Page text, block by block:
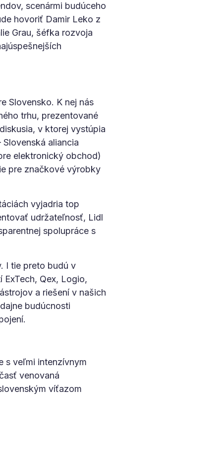
scenármi budúceho
hovoriť Damir Leko z
Grau, šéfka rozvoja
Slovensko. K nej nás
trhu, prezentované
v ktorej vystúpia
aliancia
elektronický obchod)
pre značkové výrobky
vyjadria top
udržateľnosť, Lidl
spolupráce s
I tie preto budú v
Qex, Logio,
a riešení v našich
budúcnosti
s veľmi intenzívnym
venovaná
víťazom